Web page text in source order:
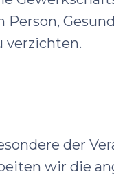
verzichten.
der
wir die